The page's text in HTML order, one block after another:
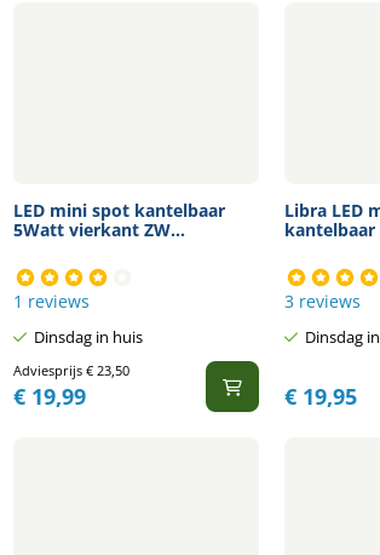
LED mini spot kantelbaar
5Watt vierkant ZW...
1 reviews
Dinsdag in huis
Adviesprijs €23,50
€19,99
Libra LED
3 reviews
Dinsdag
€19,95